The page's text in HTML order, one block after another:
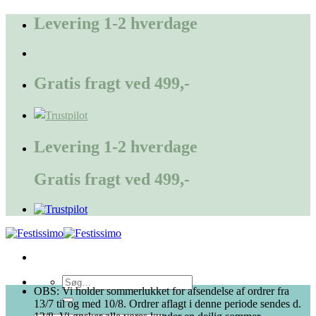
FortsætLevering 1-2 hverdage
Gratis fragt ved 499,-
Levering 1-2 hverdage
Gratis fragt ved 499,-
Søg
efter:
OBS: Vi holder sommerlukket for afsendelse af ordrer fra
13/7 til og med 10/8. Ordrer aflagt i denne periode sendes d.